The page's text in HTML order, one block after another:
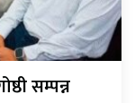
सम्पन्न